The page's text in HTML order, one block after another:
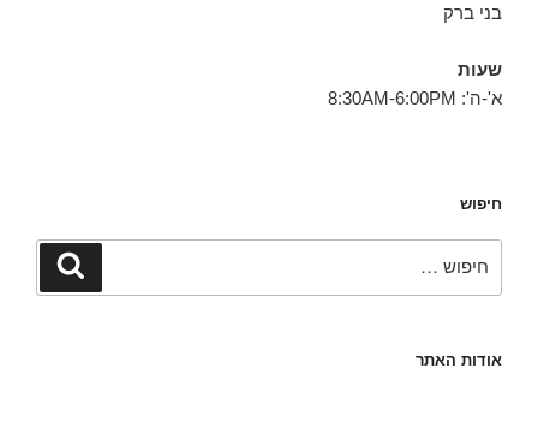
בני ברק
שעות
א'-ה': 8:30AM-6:00PM
חיפוש
חיפוש
אודות האתר